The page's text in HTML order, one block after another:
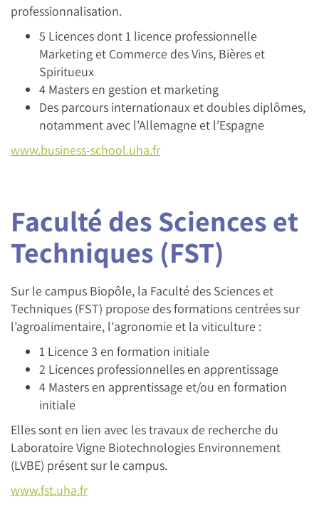
professionnalisation.
5 Licences dont 1 licence professionnelle
Marketing et Commerce des Vins, Bières et
Spiritueux
4 Masters en gestion et marketing
Des parcours internationaux et doubles diplômes,
notamment avec l’Allemagne et l’Espagne
www.business-school.uha.fr
Faculté des Sciences et
Techniques (FST)
Sur le campus Biopôle, la Faculté des Sciences et
Techniques (FST) propose des formations centrées sur
l’agroalimentaire, l'agronomie et la viticulture :
1 Licence 3 en formation initiale
2 Licences professionnelles en apprentissage
4 Masters en apprentissage et/ou en formation
initiale
Elles sont en lien avec les travaux de recherche du
Laboratoire Vigne Biotechnologies Environnement
(LVBE) présent sur le campus.
www.fst.uha.fr